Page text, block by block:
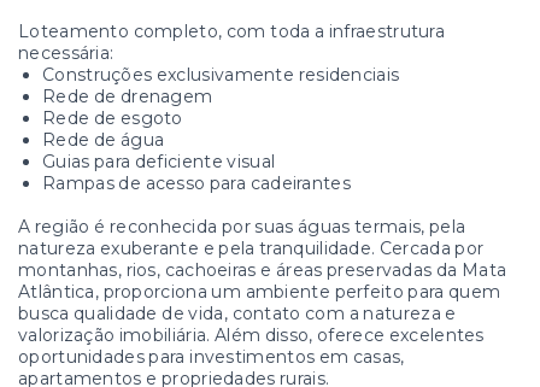
Loteamento completo, com toda a infraestrutura
necessária:
Construções exclusivamente residenciais
Rede de drenagem
Rede de esgoto
Rede de água
Guias para deficiente visual
Rampas de acesso para cadeirantes
A região é reconhecida por suas águas termais, pela
natureza exuberante e pela tranquilidade. Cercada por
montanhas, rios, cachoeiras e áreas preservadas da Mata
Atlântica, proporciona um ambiente perfeito para quem
busca qualidade de vida, contato com a natureza e
valorização imobiliária. Além disso, oferece excelentes
oportunidades para investimentos em casas,
apartamentos e propriedades rurais.